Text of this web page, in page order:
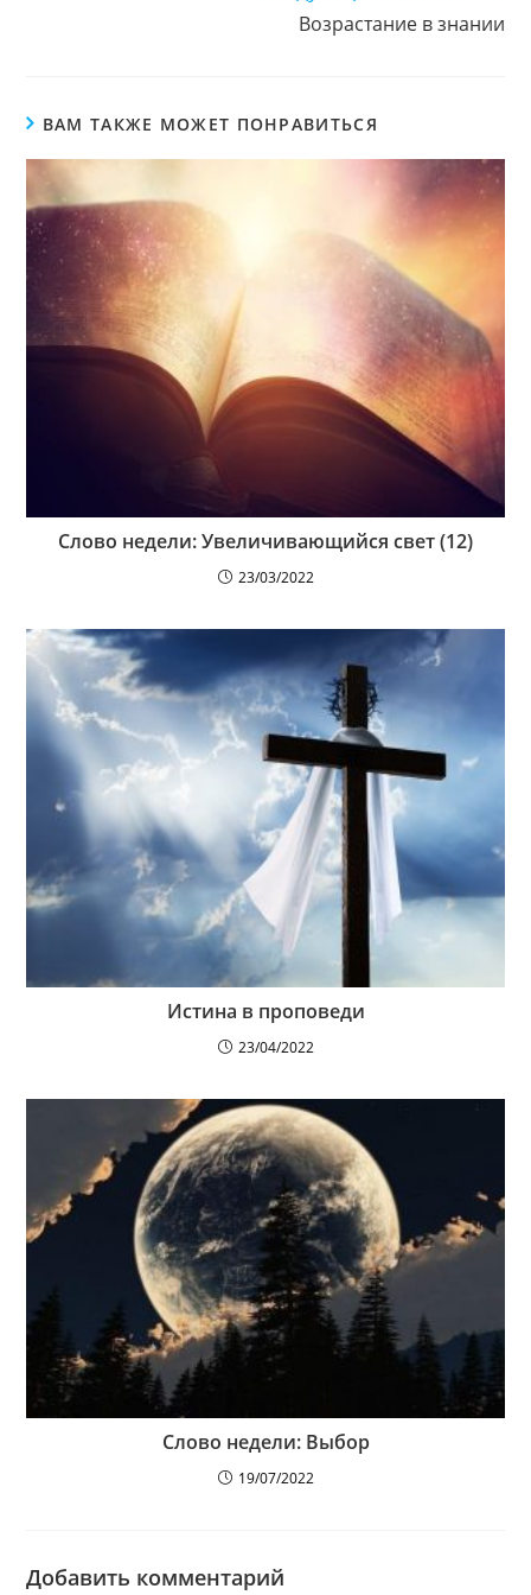
Возрастание в знании
ВАМ ТАКЖЕ МОЖЕТ ПОНРАВИТЬСЯ
Слово недели: Увеличивающийся свет (12)
23/03/2022
Истина в проповеди
23/04/2022
Слово недели: Выбор
19/07/2022
Добавить комментарий